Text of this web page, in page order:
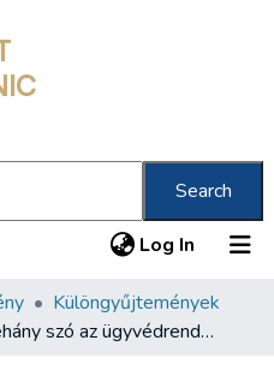
Search
Log In (current)
Különgyűjtemények
Néhány szó az ügyvédrendtartásról főtekintettel a négy évi gyakorlatra /